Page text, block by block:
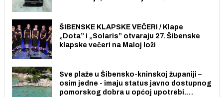
ŠIBENSKE KLAPSKE VEČERI / Klape
„Dota” i „Solaris” otvaraju 27. Šibenske
klapske večeri na Maloj loži
Sve plaže u Šibensko-kninskoj županiji –
osim jedne - imaju status javno dostupnog
pomorskog dobra u općoj upotrebi.